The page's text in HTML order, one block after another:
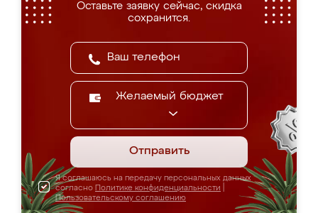
Оставьте заявку сейчас, скидка
сохранится.
Желаемый бюджет
Отправить
Я соглашаюсь на передачу персональных данных
согласно Политике конфиденциальности
Пользовательскому соглашению